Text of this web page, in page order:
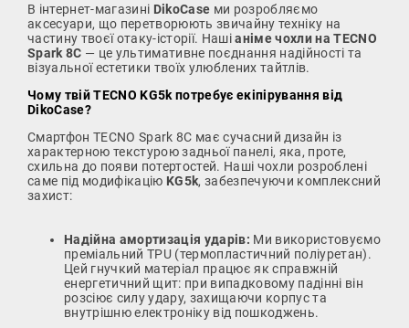
В інтернет-магазині DikoCase ми розробляємо
аксесуари, що перетворюють звичайну техніку на
частину твоєї отаку-історії. Нашіаніме чохли на TECNO
Spark 8C — це ультимативне поєднання надійності та
візуальної естетики твоїх улюблених тайтлів.
Чому твій TECNO KG5k потребує екіпірування від
DikoCase?
Смартфон TECNO Spark 8C має сучасний дизайн із
характерною текстурою задньої панелі, яка, проте,
схильна до появи потертостей. Наші чохли розроблені
саме під модифікацію KG5k, забезпечуючи комплексний
захист:
Надійна амортизація ударів: Ми використовуємо
преміальний TPU (термопластичний поліуретан).
Цей гнучкий матеріал працює як справжній
енергетичний щит: при випадковому падінні він
розсіює силу удару, захищаючи корпус та
внутрішню електроніку від пошкоджень.